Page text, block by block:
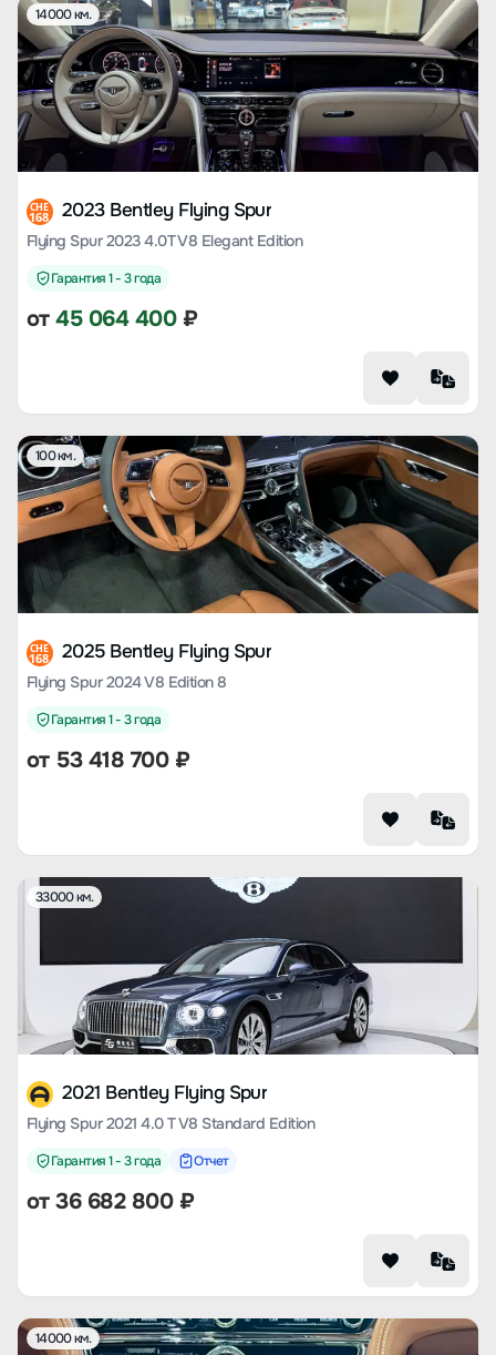
14000 км.
CHE
168 2023 Bentley Flying Spur
Flying Spur 2023 4.0T V8 Elegant Edition
Гарантия 1 - 3 года
от45 064 400₽
100 км.
CHE
168 2025 Bentley Flying Spur
Flying Spur 2024 V8 Edition 8
Гарантия 1 - 3 года
от 53 418 700₽
33000 км.
2021 Bentley Flying Spur
Flying Spur 2021 4.0 T V8 Standard Edition
Гарантия 1 - 3 года Отчет
от36 682 800₽
14000 км.